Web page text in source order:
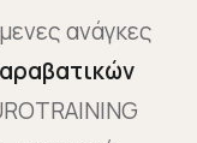
ανάγκες